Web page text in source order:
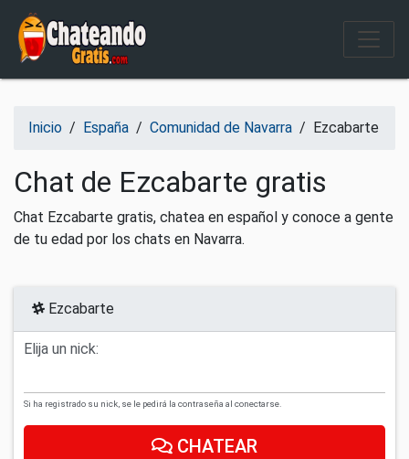
Salir del contenido
Inicio / España / Comunidad de Navarra / Ezcabarte
Chat de Ezcabarte gratis
Chat Ezcabarte gratis, chatea en español y conoce a gente
de tu edad por los chats en Navarra.
Ezcabarte
Elija un nick:
Si ha registrado su nick, se le pedirá la contraseña al conectarse.
CHATEAR